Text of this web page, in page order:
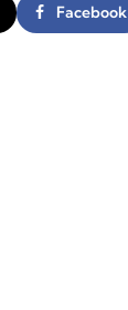
Facebook